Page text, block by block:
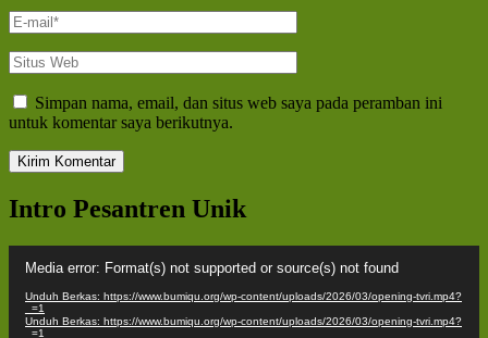
E-
mail*
Situs
Web
Simpan nama, email, dan situs web saya pada peramban ini
untuk komentar saya berikutnya.
Intro Pesantren Unik
Video
Media error: Format(s) not supported or source(s) not found
Unduh Berkas: https://www.bumiqu.org/wp-content/uploads/2026/03/opening-tvri.mp4?
_=1
Unduh Berkas: https://www.bumiqu.org/wp-content/uploads/2026/03/opening-tvri.mp4?
_=1